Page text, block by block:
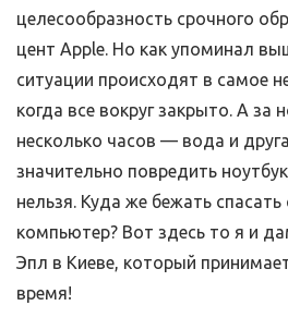
целесообразность срочного
цент Apple. Но как упоминал
ситуации происходят в самое
когда все вокруг закрыто. А за
несколько часов — вода и
значительно повредить
нельзя. Куда же бежать
компьютер? Вот здесь то я и
Эпл в Киеве, который
время!